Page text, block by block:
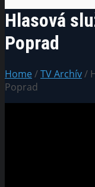
Hlasová
Poprad
Home/TV Archív/
Poprad